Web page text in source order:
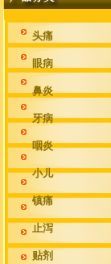
头痛
眼病
鼻炎
牙病
咽炎
小儿
镇痛
止泻
贴剂